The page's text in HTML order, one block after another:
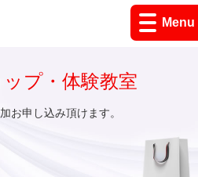
Menu
プ・体験教室
お申し込み頂けます。